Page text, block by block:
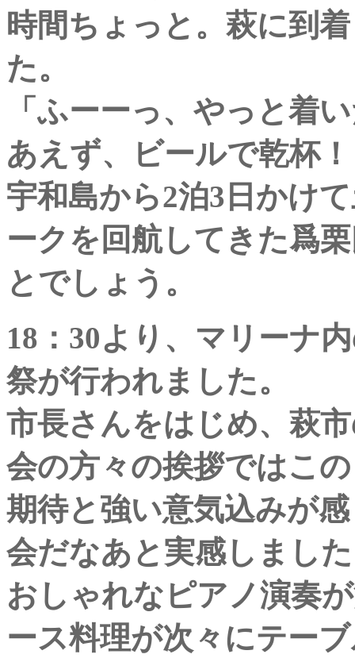
時間ちょっと。萩に到
た。
「ふーーっ、やっと着
あえず、ビールで乾杯
宇和島から2泊3日かけ
ークを回航してきた爲
とでしょう。
18：30より、マリーナ
祭が行われました。
市長さんをはじめ、萩
会の方々の挨拶ではこ
期待と強い意気込みが
会だなあと実感しまし
おしゃれなピアノ演奏
ース料理が次々にテー